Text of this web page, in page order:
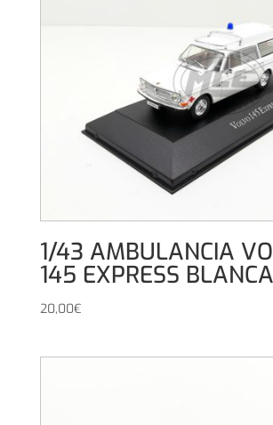
1/43 AMBULANCIA
145 EXPRESS
20,00€